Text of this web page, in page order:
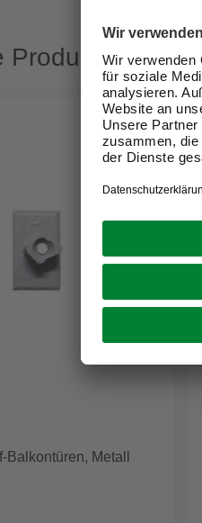
Produkte
Metall